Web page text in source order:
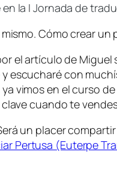
en la I Jornada de
Cómo crear
el artículo de Miguel
escucharé con
vimos en el curso
cuando te
un placer
Pertusa (Euterpe